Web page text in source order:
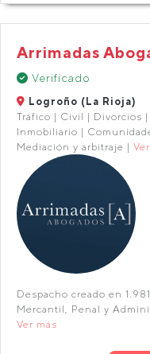
Arrimadas
Verificado
Logroño (La Rioja)
Tráfico | Civil | Divorcios
Inmobiliario |
Mediación y arbitraje |
Despacho creado en
Mercantil, Penal y
Ver más